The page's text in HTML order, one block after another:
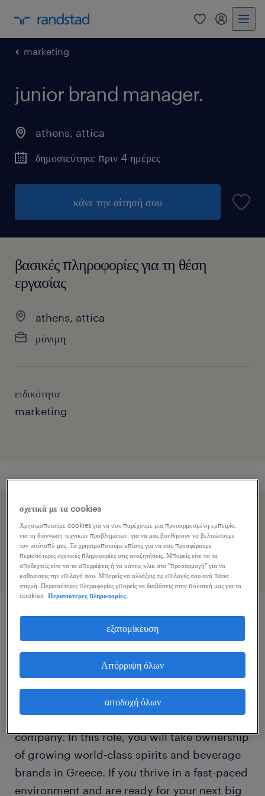
0 my
marketing
junior brand manager.
athens, attica
δημοσιεύτηκε πριν 4 ημέρες
κάνε την αίτησή σου
βασικές πληροφορίες για τη θέση
εργασίας
athens, attica
μόνιμη
ειδικότητα
marketing
Επιταχύνετε την εφαρμογή εργασίας κοινοποιώντας το
προφίλ σας
περιγραφή εργασίας
Are you passionate about brand building and
looking for a creative and energetic Junior
Brand Manager to join a market-leading
company. In this role, you will take ownership
of growing world-class spirits and beverage
brands in Greece. If you thrive in a fast-paced
environment and are ready for your next big
σχετικά με τα cookies
Χρησιμοποιούμε cookies για να σου παρέχουμε μια προσαρμοσμένη εμπειρία,
για τη διάγνωση τεχνικών προβλημάτων, για να μας βοηθήσουν να βελτιώσουμε
τον ιστότοπό μας. Τα χρησιμοποιούμε επίσης για να σου προσφέρουμε
περισσότερες σχετικές πληροφορίες στις αναζητήσεις. Μπορείς είτε να τα
αποδεχτείς είτε να τα απορρίψεις ή να κάνεις κλικ στο "προσαρμογή" για να
καθορίσεις την επιλογή σου. Μπορείς να αλλάξεις τις επιλογές σου ανά πάσα
στιγμή. Περισσότερες πληροφορίες μπορείς να διαβάσεις στην πολιτική μας για τα
cookies.
Περισσότερες πληροφορίες.
εξατομίκευση
Απόρριψη όλων
αποδοχή όλων